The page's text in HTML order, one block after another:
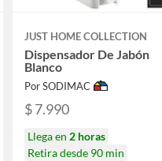
JUST HOME COLLECTION
Dispensador De Jabón
Blanco
Por SODIMAC
$ 7.990
Llega en 2 horas
Retira desde 90 min